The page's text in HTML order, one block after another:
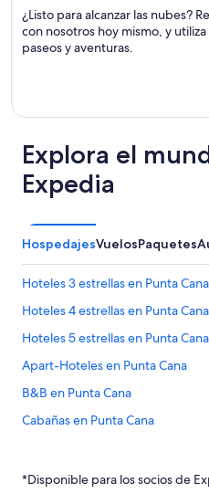
¿Listo para alcanzar las nubes?
con nosotros hoy mismo, y
paseos y aventuras.
Explora el
Expedia
HospedajesVuelosPaquetes
Hoteles 3 estrellas en Punta Cana
Hoteles 4 estrellas en Punta Cana
Hoteles 5 estrellas en Punta Cana
Apart-Hoteles en Punta Cana
B&B en Punta Cana
Cabañas en Punta Cana
Casas vacacionales en Punta
*Disponible para los socios de